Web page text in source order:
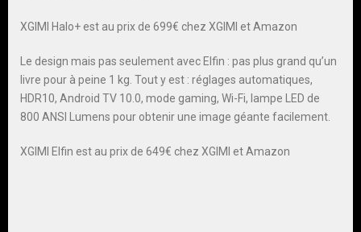
XGIMI Halo+ est au prix de 699€ chez XGIMI et Amazon
Le design mais pas seulement avec Elfin : pas plus grand qu’un
livre pour à peine 1 kg. Tout y est : réglages automatiques,
HDR10, Android TV 10.0, mode gaming, Wi-Fi, lampe LED de
800 ANSI Lumens pour obtenir une image géante facilement.
XGIMI Elfin est au prix de 649€ chez XGIMI et Amazon